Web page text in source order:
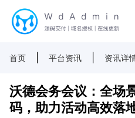
首页 平台资讯 资讯详
沃德会务会议：全场
码，助力活动高效落